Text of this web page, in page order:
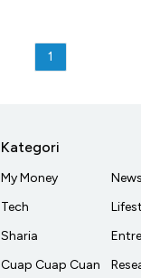
1
Kategori
My Money
Tech
Sharia
Cuap Cuap Cuan
News